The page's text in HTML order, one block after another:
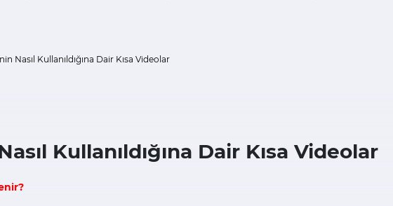
Nasıl Kullanıldığına Dair Kısa Videolar
Kullanıldığına Dair Kısa Videolar